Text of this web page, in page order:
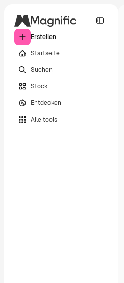
Erstellen
Startseite
Suchen
Stock
Entdecken
Alle tools